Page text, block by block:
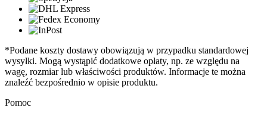
*Podane koszty dostawy obowiązują w przypadku standardowej
wysyłki. Mogą wystąpić dodatkowe opłaty, np. ze względu na
wagę, rozmiar lub właściwości produktów. Informacje te można
znaleźć bezpośrednio w opisie produktu.
Pomoc